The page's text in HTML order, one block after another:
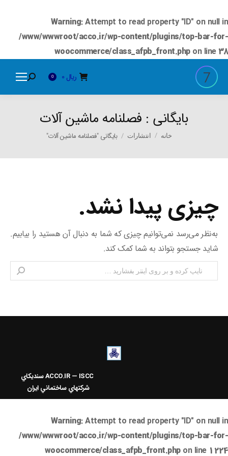
Warning: Attempt to read property "ID" on null in
/www/wwwroot/acco.ir/wp-content/plugins/top-bar-for-
woocommerce/class_afpb_front.phpon line38
ریال 0
Search:
بایگانی : فصلنامه ماشین آلات
You are here:
خانه انتشارات بایگانی "فصلنامه ماشین آلات"
چیزی پیدا نشد.
به‌نظر می‌رسد نمی‌توانیم چیزی که شما به دنبال آن هستید را بیابیم.
شاید جستجو بتواند به شما کمک کند.
Search:
ACCO.IR — ISCC
سنديکاي
شرکتهاي ساختماني ايران
Warning: Attempt to read property "ID" on null in
/www/wwwroot/acco.ir/wp-content/plugins/top-bar-for-
woocommerce/class_afpb_front.phpon line 1224